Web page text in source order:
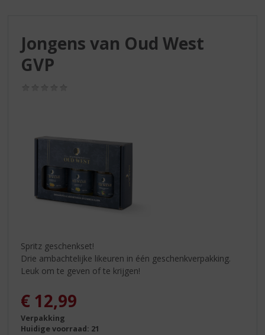
Jongens van Oud West
GVP
Spritz geschenkset!
Drie ambachtelijke likeuren in één geschenkverpakking.
Leuk om te geven of te krijgen!
€ 12,99
Verpakking
Huidige voorraad: 21